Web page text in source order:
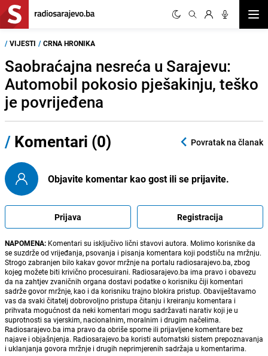
/ VIJESTI / CRNA HRONIKA
Saobraćajna nesreća u Sarajevu:
Automobil pokosio pješakinju, teško
je povrijeđena
/ Komentari (0) Povratak na članak
Objavite komentar kao gost ili se prijavite.
Prijava Registracija
NAPOMENA: Komentari su isključivo lični stavovi autora. Molimo korisnike da
se suzdrže od vrijeđanja, psovanja i pisanja komentara koji podstiču na mržnju.
Strogo zabranjen bilo kakav govor mržnje na portalu radiosarajevo.ba, zbog
kojeg možete biti krivično procesuirani. Radiosarajevo.ba ima pravo i obavezu
da na zahtjev zvaničnih organa dostavi podatke o korisniku čiji komentari
sadrže govor mržnje, kao i da korisniku trajno blokira pristup. Obaviještavamo
vas da svaki čitatelj dobrovoljno pristupa čitanju i kreiranju komentara i
prihvata mogućnost da neki komentari mogu sadržavati narativ koji je u
suprotnosti sa vjerskim, nacionalnim, moralnim i drugim načelima.
Radiosarajevo.ba ima pravo da obriše sporne ili prijavljene komentare bez
najave i objašnjenja. Radiosarajevo.ba koristi automatski sistem prepoznavanja
i uklanjanja govora mržnje i drugih neprimjerenih sadržaja u komentarima.